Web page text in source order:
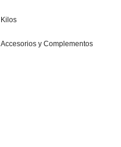
Kilos
Accesorios y Complementos